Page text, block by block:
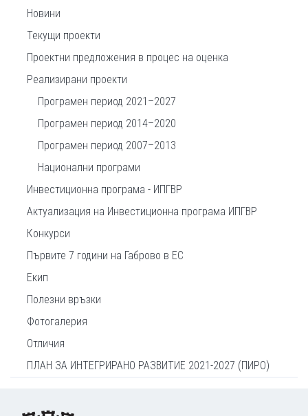
Новини
Текущи проекти
Проектни предложения в процес на оценка
Реализирани проекти
Програмен период 2021–2027
Програмен период 2014–2020
Програмен период 2007–2013
Национални програми
Инвестиционна програма - ИПГВР
Актуализация на Инвестиционна програма ИПГВР
Конкурси
Първите 7 години на Габрово в ЕС
Екип
Полезни връзки
Фотогалерия
Отличия
ПЛАН ЗА ИНТЕГРИРАНО РАЗВИТИЕ 2021-2027 (ПИРО)